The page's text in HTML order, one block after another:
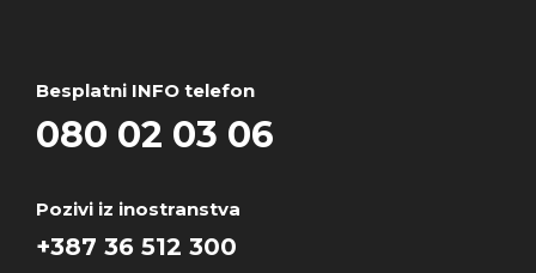
Besplatni INFO telefon
080 02 03 06
Pozivi iz inostranstva
+387 36 512 300